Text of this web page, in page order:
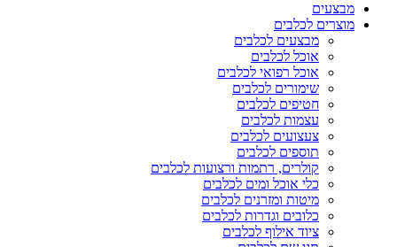
מבצעים
מוצרים לכלבים
מבצעים לכלבים
אוכל לכלבים
אוכל רפואי לכלבים
שימורים לכלבים
חטיפים לכלבים
עצמות לכלבים
צעצועים לכלבים
תוספים לכלבים
קולרים, רתמות ורצועות לכלבים
כלי אוכל ומים לכלבים
מיטות ומזרנים לכלבים
כלובים וגדרות לכלבים
ציוד אילוף לכלבים